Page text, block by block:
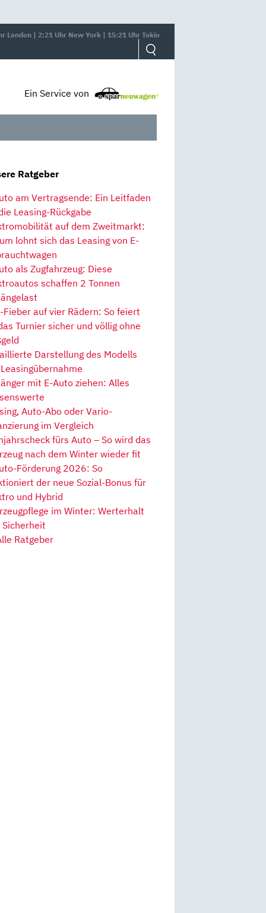
London | 2:21 Uhr New York | 15:21 Uhr Tokio
Ein Service von
Ratgeber
am Vertragsende: Ein Leitfaden
Leasing-Rückgabe
auf dem Zweitmarkt:
lohnt sich das Leasing von E-
als Zugfahrzeug: Diese
schaffen 2 Tonnen
Fieber auf vier Rädern: So feiert
Turnier sicher und völlig ohne
Darstellung des Modells
mit E-Auto ziehen: Alles
Auto-Abo oder Vario-
im Vergleich
fürs Auto – So wird das
nach dem Winter wieder fit
Förderung 2026: So
der neue Sozial-Bonus für
und Hybrid
im Winter: Werterhalt
Sicherheit
Ratgeber